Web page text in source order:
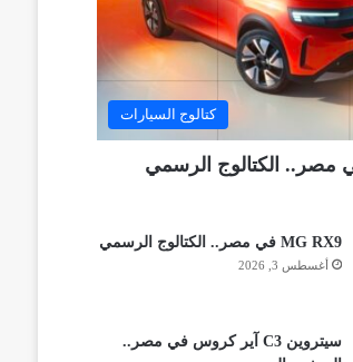
كتالوج السيارات
مصر.. الكتالوج الرسمي
MG RX9 في مصر.. الكتالوج الرسمي
أغسطس 3, 2026
سيتروين C3 آير كروس في مصر..